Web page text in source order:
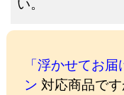
「浮かせてお
ン 対応商品で